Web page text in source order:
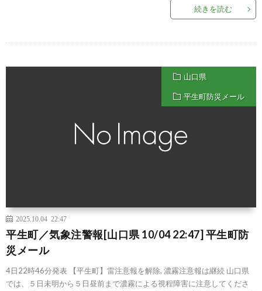
続きを読む
山口県
平生町防災メール
2025.10.04 22:47
平生町／気象注警報[山口県 10/04 22:47] 平生町防
災メール
4日22時46分発表 【平生町】雷注意報を解除, 濃霧注意報は継続 山口県
では、５日未明から５日昼前まで濃霧による視程障害に注意してくださ